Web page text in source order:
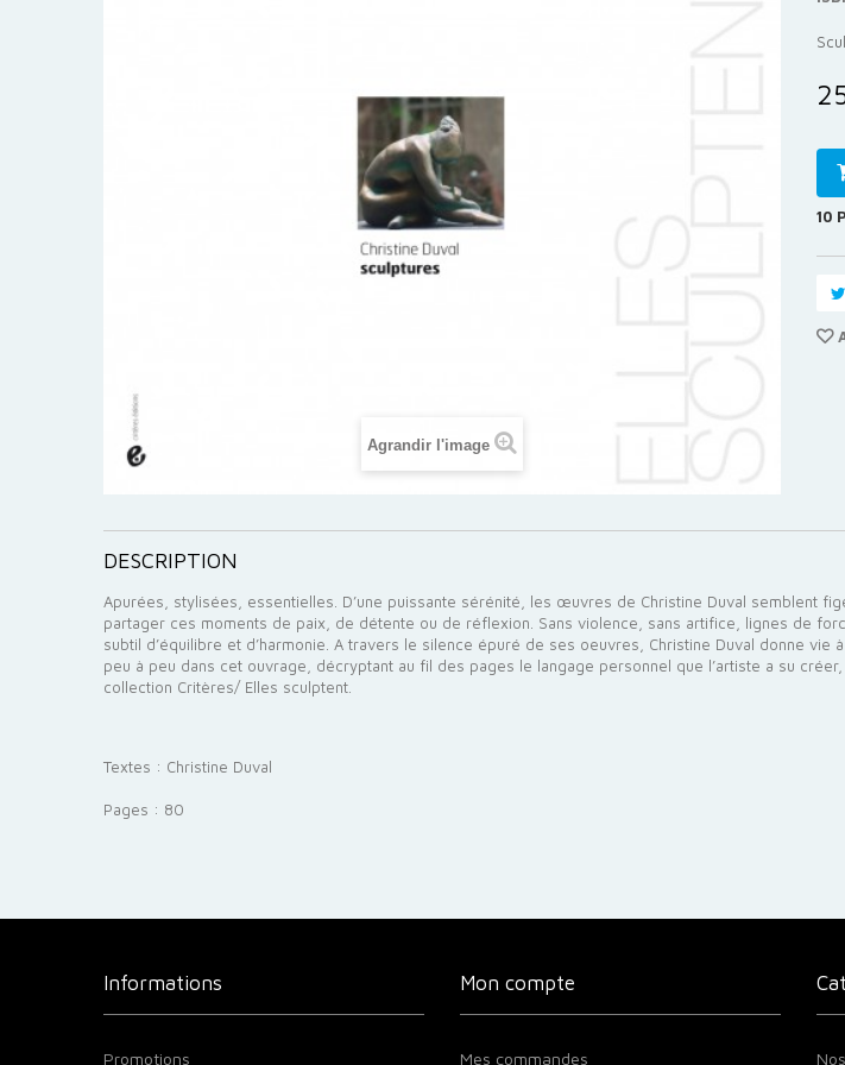
Agrandir l'image
10
DESCRIPTION
Apurées, stylisées, essentielles. D’une puissante sérénité, les œuvres de Christine Duval semblent
partager ces moments de paix, de détente ou de réflexion. Sans violence, sans artifice, lignes de
subtil d’équilibre et d’harmonie. A travers le silence épuré de ses oeuvres, Christine Duval donne
peu à peu dans cet ouvrage, décryptant au fil des pages le langage personnel que l’artiste a su
collection Critères/ Elles sculptent.
Textes : Christine Duval
Pages : 80
Informations
Promotions
Mon compte
Mes commandes